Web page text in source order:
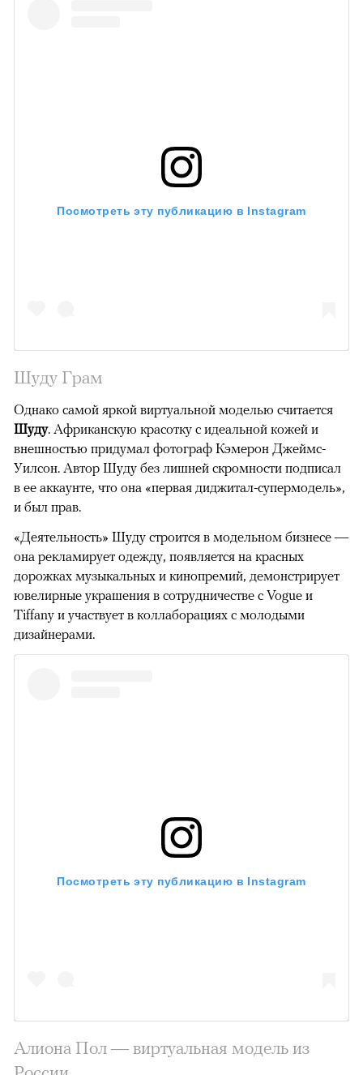
Посмотреть эту публикацию в Instagram
Шуду Грам
Однако самой яркой виртуальной моделью считается
Шуду. Африканскую красотку с идеальной кожей и
внешностью придумал фотограф Кэмерон Джеймс-
Уилсон. Автор Шуду без лишней скромности подписал
в ее аккаунте, что она «первая диджитал-супермодель»,
и был прав.
«Деятельность» Шуду строится в модельном бизнесе —
она рекламирует одежду, появляется на красных
дорожках музыкальных и кинопремий, демонстрирует
ювелирные украшения в сотрудничестве с Vogue и
Tiffany и участвует в коллаборациях с молодыми
дизайнерами.
Посмотреть эту публикацию в Instagram
Алиона Пол — виртуальная модель из